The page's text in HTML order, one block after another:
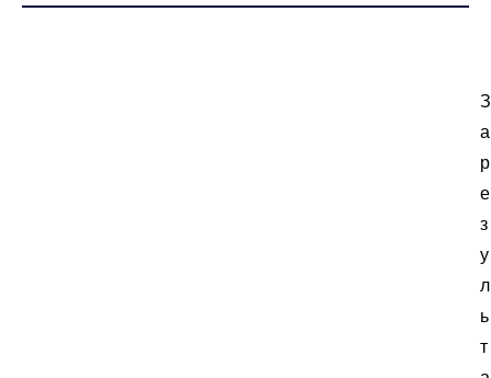
З
а
р
е
з
у
л
ь
т